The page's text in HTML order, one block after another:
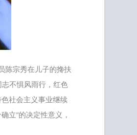
陈宗秀在儿子的搀扶
不惧风雨行，红色
社会主义事业继续
立”的决定性意义，